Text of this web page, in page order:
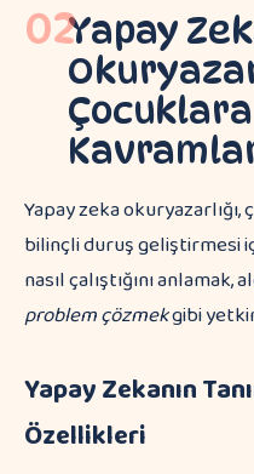
02Yapay
Yapay zeka
bilinçli duruş geliştirmesi
nasıl çalıştığını
problem çözmekgibi
Yapay Zekanın
Özellikleri